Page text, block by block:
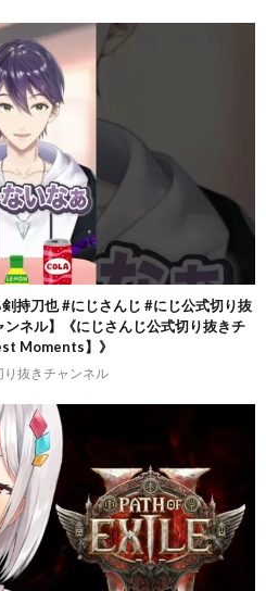
持刀也 #にじさんじ #にじ公式切り抜
ネル】《にじさんじ公式切り抜きチ
Moments】》
り抜きチャンネル